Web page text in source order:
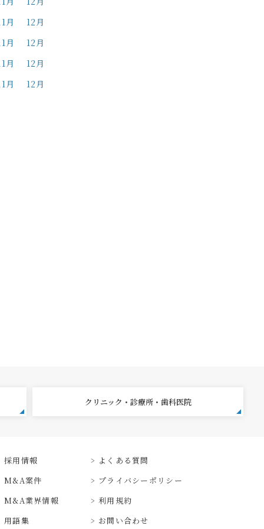
月
12月
月
12月
月
12月
月
12月
クリニック・診療所・歯科医院
採用情報
M&A案件
M&A業界情報
用語集
よくある質問
プライバシーポリシー
利用規約
お問い合わせ